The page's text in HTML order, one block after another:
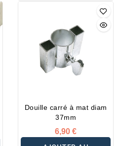
Douille carré à mat diam
37mm
6,90 €